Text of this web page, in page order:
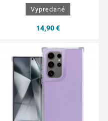
Vypredané
14,90 €